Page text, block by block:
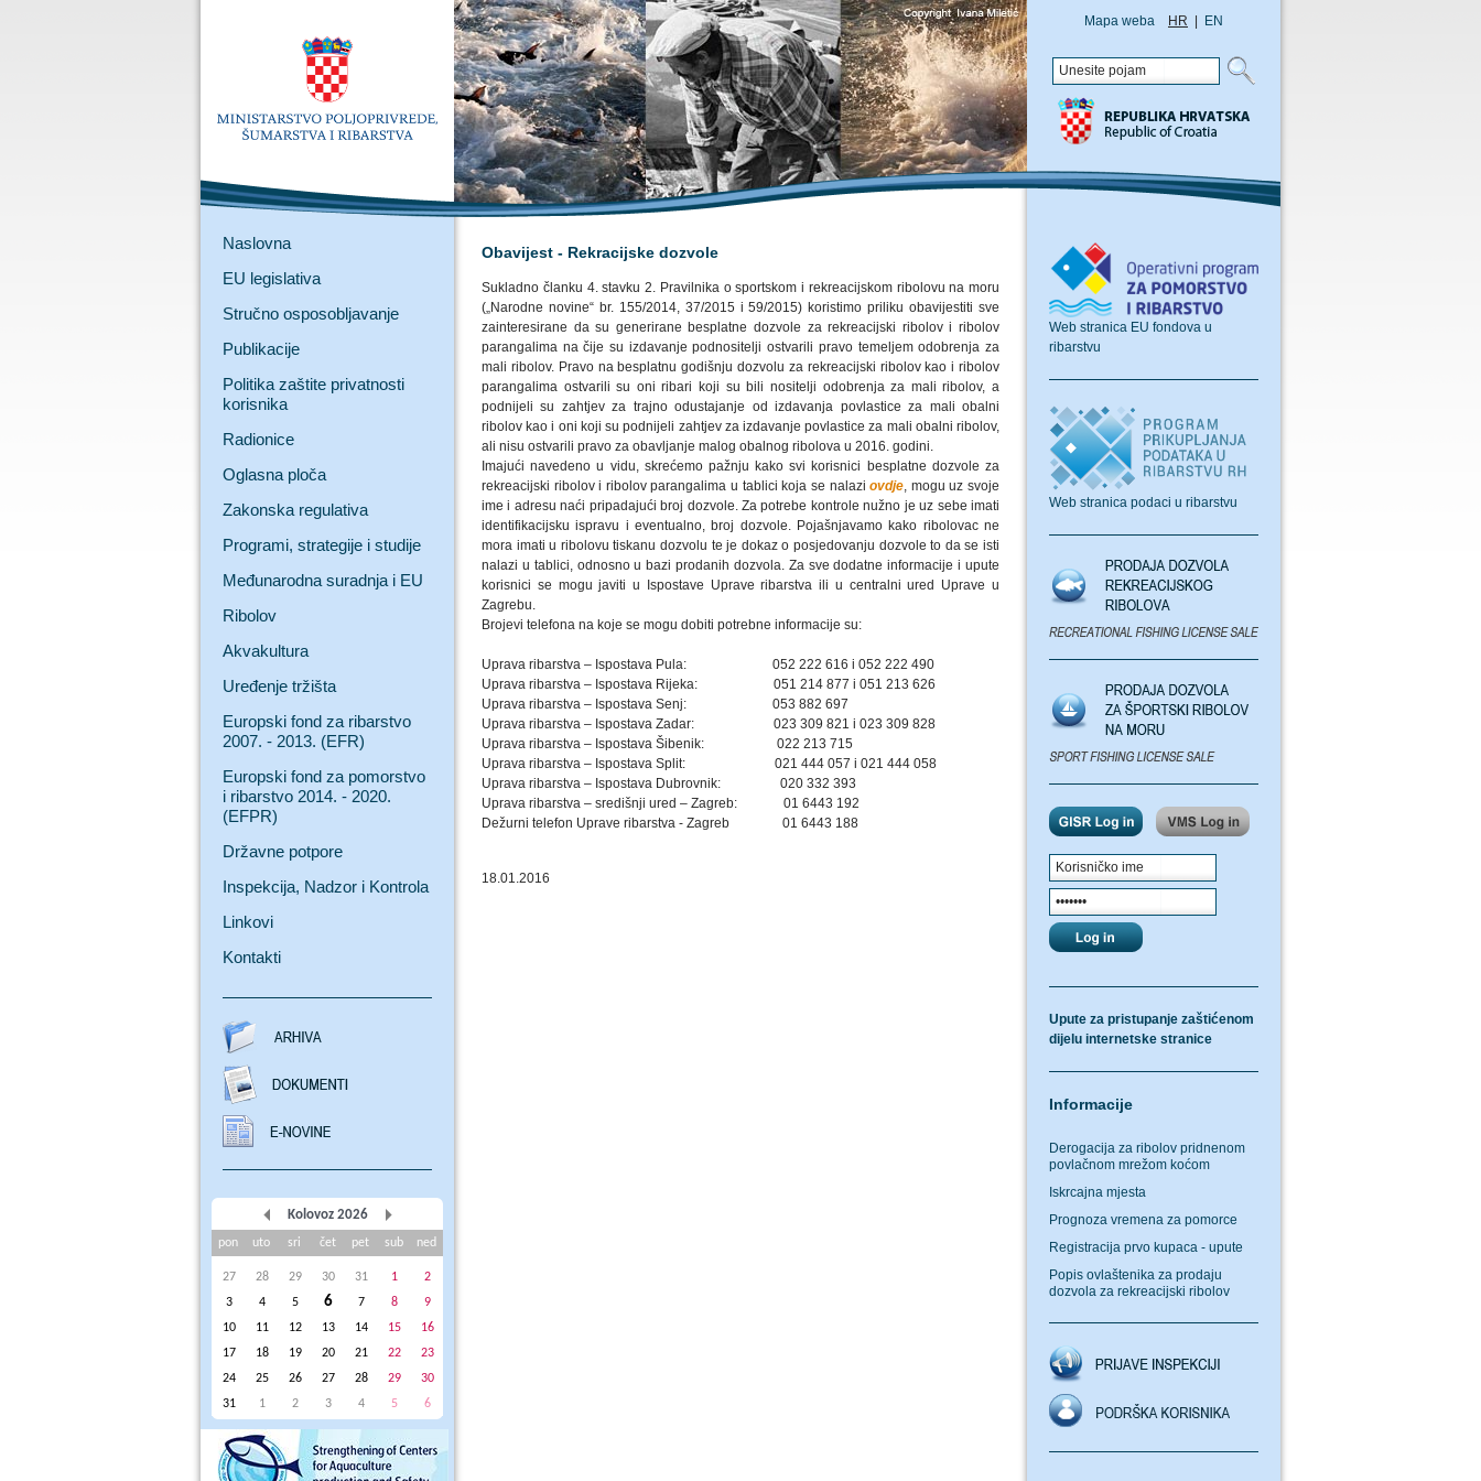
Mapa weba HR EN
Naslovna
EU legislativa
Stručno osposobljavanje
Publikacije
Politika zaštite privatnosti
korisnika
Radionice
Oglasna ploča
Zakonska regulativa
Programi, strategije i studije
Međunarodna suradnja i EU
Ribolov
Akvakultura
Uređenje tržišta
Europski fond za ribarstvo
2007. - 2013. (EFR)
Europski fond za pomorstvo
i ribarstvo 2014. - 2020.
(EFPR)
Državne potpore
Inspekcija, Nadzor i Kontrola
Linkovi
Kontakti
Kolovoz 2026
pon uto sri čet pet sub ned
27 28 29 30 31 1
2
3
4 5 6 7 8
9
10
11 12 13 14 15
16
17
18 19 20 21 22
23
24
25 26 27 28 29
30
31
1 2 3 4 5 6
Obavijest - Rekracijske dozvole
Sukladno članku 4. stavku 2. Pravilnika o sportskom i rekreacijskom ribolovu na moru
(„Narodne novine“ br. 155/2014, 37/2015 i 59/2015) koristimo priliku obavijestiti sve
zainteresirane da su generirane besplatne dozvole za rekreacijski ribolov i ribolov
parangalima na čije su izdavanje podnositelji ostvarili pravo temeljem odobrenja za
mali ribolov. Pravo na besplatnu godišnju dozvolu za rekreacijski ribolov kao i ribolov
parangalima ostvarili su oni ribari koji su bili nositelji odobrenja za mali ribolov, a
podnijeli su zahtjev za trajno odustajanje od izdavanja povlastice za mali obalni
ribolov kao i oni koji su podnijeli zahtjev za izdavanje povlastice za mali obalni ribolov,
ali nisu ostvarili pravo za obavljanje malog obalnog ribolova u 2016. godini.
Imajući navedeno u vidu, skrećemo pažnju kako svi korisnici besplatne dozvole za
rekreacijski ribolov i ribolov parangalima u tablici koja se nalaziovdje, mogu uz svoje
ime i adresu naći pripadajući broj dozvole. Za potrebe kontrole nužno je uz sebe imati
identifikacijsku ispravu i eventualno, broj dozvole. Pojašnjavamo kako ribolovac ne
mora imati u ribolovu tiskanu dozvolu te je dokaz o posjedovanju dozvole to da se isti
nalazi u tablici, odnosno u bazi prodanih dozvola. Za sve dodatne informacije i upute
korisnici se mogu javiti u Ispostave Uprave ribarstva ili u centralni ured Uprave u
Zagrebu.
Brojevi telefona na koje se mogu dobiti potrebne informacije su:
Uprava ribarstva – Ispostava Pula: 052 222 616 i 052 222 490
Uprava ribarstva – Ispostava Rijeka: 051 214 877 i 051 213 626
Uprava ribarstva – Ispostava Senj: 053 882 697
Uprava ribarstva – Ispostava Zadar: 023 309 821 i 023 309 828
Uprava ribarstva – Ispostava Šibenik: 022 213 715
Uprava ribarstva – Ispostava Split: 021 444 057 i 021 444 058
Uprava ribarstva – Ispostava Dubrovnik: 020 332 393
Uprava ribarstva – središnji ured – Zagreb: 01 6443 192
Dežurni telefon Uprave ribarstva - Zagreb 01 6443 188
18.01.2016
Web stranica EU fondova u
ribarstvu
Web stranica podaci u ribarstvu
Upute za pristupanje zaštićenom
dijelu internetske stranice
Informacije
Derogacija za ribolov pridnenom
povlačnom mrežom koćom
Iskrcajna mjesta
Prognoza vremena za pomorce
Registracija prvo kupaca - upute
Popis ovlaštenika za prodaju
dozvola za rekreacijski ribolov